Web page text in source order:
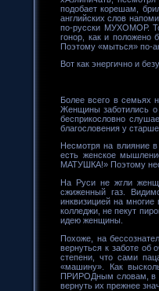
подобает корешам,
английских слов
по-русски МУХОМОР. То
гонор, как и положено
Поэтому «мыться» по-
Вот как энергично и
Более всего в семьях
Женщины заботились
бесприкословно
благословения у
Несмотря на влияние
есть женское
МАТУШКА!» Поэтому
На Руси не жгли
сжиженный газ.
инквизицией на
колледжи, не пекут
идею женщины.
Похоже, на
вернуться к заботе об
степени, что сами
«машину». Как
ПРИРОДным словам, в
вернуть их прежнее